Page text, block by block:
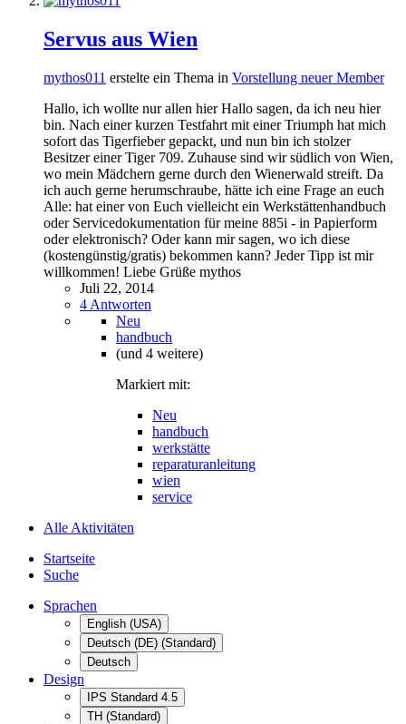
Servus aus Wien
mythos011 erstelte ein Thema in Vorstellung neuer Member
Hallo, ich wollte nur allen hier Hallo sagen, da ich neu hier
bin. Nach einer kurzen Testfahrt mit einer Triumph hat mich
sofort das Tigerfieber gepackt, und nun bin ich stolzer
Besitzer einer Tiger 709. Zuhause sind wir südlich von Wien,
wo mein Mädchern gerne durch den Wienerwald streift. Da
ich auch gerne herumschraube, hätte ich eine Frage an euch
Alle: hat einer von Euch vielleicht ein Werkstättenhandbuch
oder Servicedokumentation für meine 885i - in Papierform
oder elektronisch? Oder kann mir sagen, wo ich diese
(kostengünstig/gratis) bekommen kann? Jeder Tipp ist mir
willkommen! Liebe Grüße mythos
Juli 22, 2014
4 Antworten
Neu
handbuch
(und 4 weitere)
Markiert mit:
Neu
handbuch
werkstätte
reparaturanleitung
wien
service
Alle Aktivitäten
Startseite
Suche
Sprachen
English (USA)
Deutsch (DE) (Standard)
Deutsch
Design
IPS Standard 4.5
TH (Standard)